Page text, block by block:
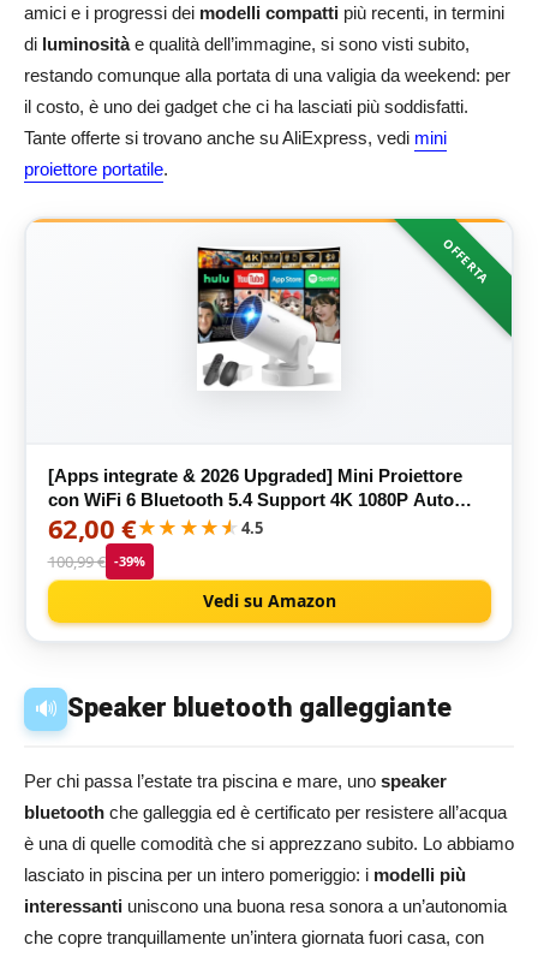
amici e i progressi dei modelli compatti più recenti, in termini
di luminositàe qualità dell’immagine, si sono visti subito,
restando comunque alla portata di una valigia da weekend: per
il costo, è uno dei gadget che ci ha lasciati più soddisfatti.
Tante offerte si trovano anche su AliExpress, vedi mini
proiettore portatile.
OFFERTA
[Apps integrate & 2026 Upgraded] Mini Proiettore
con WiFi 6 Bluetooth 5.4 Support 4K 1080P Auto
Keystone Rotabile 180° Proiettore Portatile
Compatibile con HDMI/TV Stick/Memory
Stick/Laptop, Bianco
62,00 €★★★★★
★★★★★ 4.5
100,99 € -39%
Vedi su Amazon
🔊 Speaker bluetooth galleggiante
Per chi passa l’estate tra piscina e mare, uno speaker
bluetooth che galleggia ed è certificato per resistere all’acqua
è una di quelle comodità che si apprezzano subito. Lo abbiamo
lasciato in piscina per un intero pomeriggio: i modelli più
interessanti uniscono una buona resa sonora a un’autonomia
che copre tranquillamente un’intera giornata fuori casa, con